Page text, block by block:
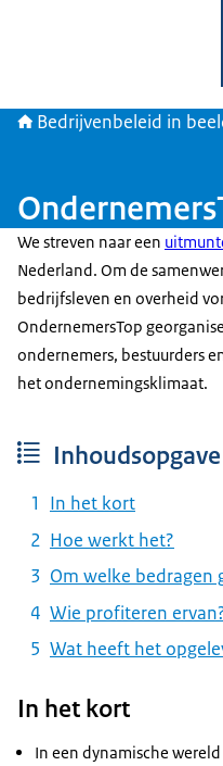
Bedrijvenbeleid in
We streven naar een
Nederland. Om de
bedrijfsleven en overheid
OndernemersTop
ondernemers, bestuurders
het ondernemingsklimaat.
Inhoudsopgave
In het kort
Hoe werkt het?
Om welke bedragen
Wie profiteren
Wat heeft het
In het kort
In een dynamische